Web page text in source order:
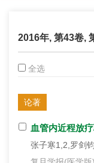
2016年, 第43卷,
全选
论著
血管内近程放
张子寒1,2,罗剑